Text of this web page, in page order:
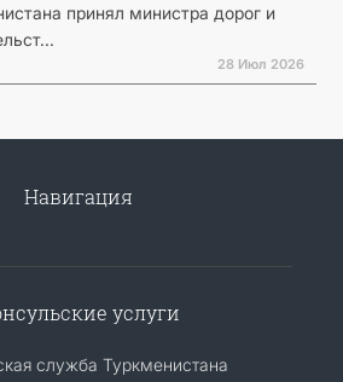
принял министра дорог и
28 Июл 2026
Навигация
услуги
служба Туркменистана